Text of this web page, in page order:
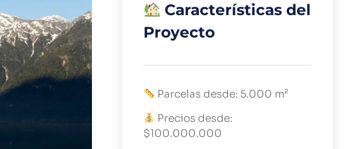
Características del
Proyecto
Parcelas desde: 5.000 m²
Precios desde:
$100.000.000